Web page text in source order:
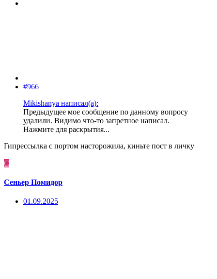
#966
Mikishanya написал(а):
Предыдущее мое сообщение по данному вопросу
удалили. Видимо что-то запретное написал.
Нажмите для раскрытия...
Гипрессылка с портом насторожила, киньте пост в личку
С
Сеньер Помидор
01.09.2025